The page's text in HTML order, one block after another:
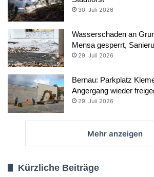
30. Juli 2026
Wasserschaden an
Mensa gesperrt,
29. Juli 2026
Bernau: Parkplatz
Angergang wieder
29. Juli 2026
Mehr anzeigen
Kürzliche Beiträge